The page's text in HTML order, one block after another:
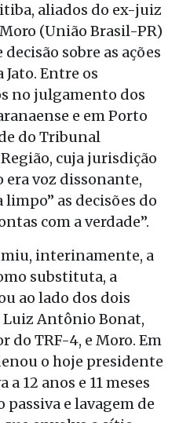
aliados do ex-juiz
(União Brasil-PR)
sobre as ações
Entre os
no julgamento dos
e em Porto
do Tribunal
cuja jurisdição
voz dissonante,
limpo” as decisões do
com a verdade”.
interinamente, a
substituta, a
ao lado dos dois
Luiz Antônio Bonat,
do TRF-4, e Moro. Em
o hoje presidente
12 anos e 11 meses
e lavagem de